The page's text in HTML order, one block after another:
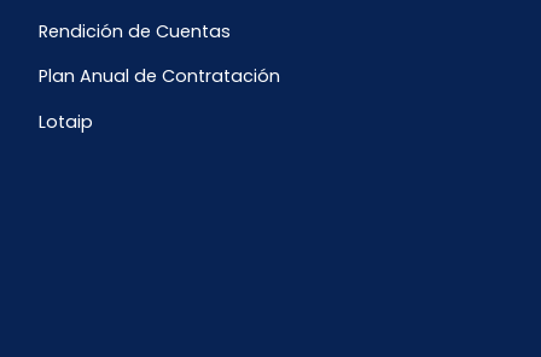
Rendición de Cuentas
Plan Anual de Contratación
Lotaip